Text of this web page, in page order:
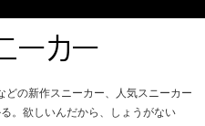
の新作スニーカー、人気スニーカー
。欲しいんだから、しょうがない